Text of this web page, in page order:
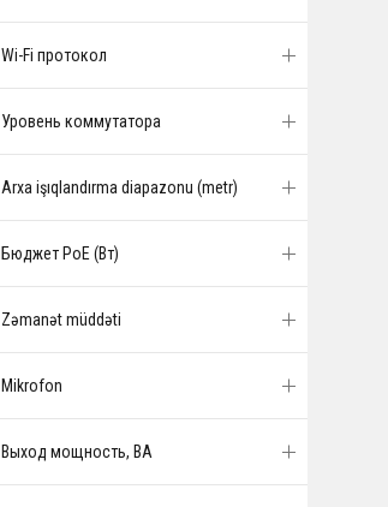
Wi-Fi протокол
Уровень коммутатора
Arxa işıqlandırma diapazonu (metr)
Бюджет PoE (Вт)
Zəmanət müddəti
Mikrofon
Выход мощность, ВА